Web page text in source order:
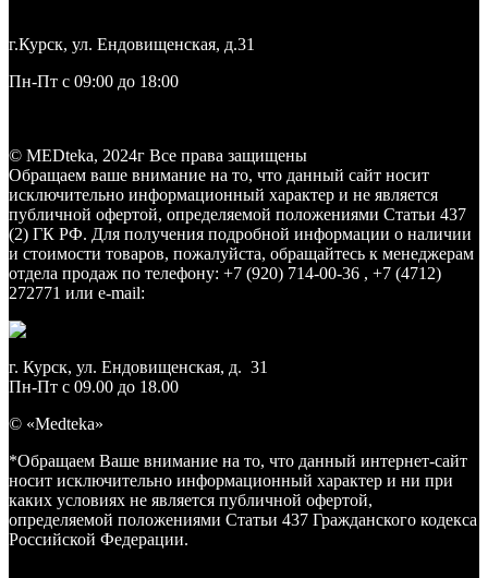
г.Курск, ул. Ендовищенская, д.31
Пн-Пт с 09:00 до 18:00
© MEDteka, 2024г Все права защищены
Обращаем ваше внимание на то, что данный сайт носит
исключительно информационный характер и не является
публичной офертой, определяемой положениями Статьи 437
(2) ГК РФ. Для получения подробной информации о наличии
и стоимости товаров, пожалуйста, обращайтесь к менеджерам
отдела продаж по телефону: +7 (920) 714-00-36 , +7 (4712)
272771 или e-mail:
г. Курск, ул. Ендовищенская, д. 31
Пн-Пт с 09.00 до 18.00
© «Medteka»
*Обращаем Ваше внимание на то, что данный интернет-сайт
носит исключительно информационный характер и ни при
каких условиях не является публичной офертой,
определяемой положениями Статьи 437 Гражданского кодекса
Российской Федерации.